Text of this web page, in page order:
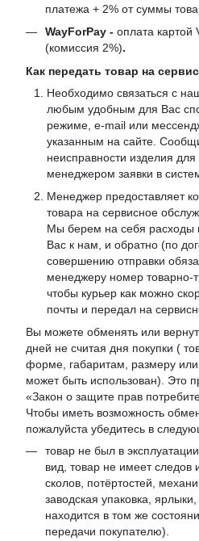
платежа + 2% от суммы
WayForPay - оплата картой
(комиссия 2%).
Как передать товар на
Необходимо связаться с
любым удобным для Вас
режиме, e-mail или
указанным на сайте.
неисправности изделия
менеджером заявки в
Менеджер предоставляет
товара на сервисное
Мы берем на себя расходы
Вас к нам, и обратно (по
совершению отправки
менеджеру номер товарно-
чтобы курьер как можно
почты и передал на
Вы можете обменять или
дней не считая дня покупки (
форме, габаритам, размеру
может быть использован). Это
«Закон о защите прав
Чтобы иметь возможность
пожалуйста убедитесь в
товар не был в
вид, товар не имеет следов
сколов, потёртостей,
заводская упаковка,
находится в том же
передачи покупателю).